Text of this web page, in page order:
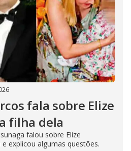
fala sobre Elize
filha dela
falou sobre Elize
explicou algumas questões.